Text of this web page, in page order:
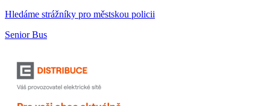
Hledáme strážníky pro městskou policii
Senior Bus